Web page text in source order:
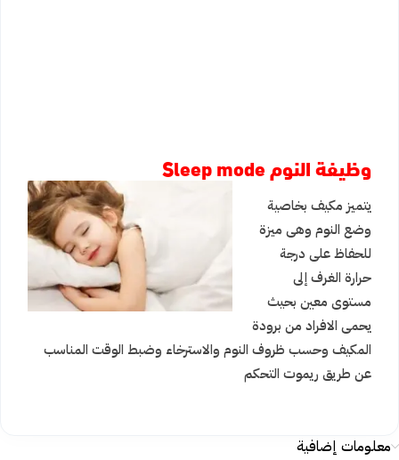
وظيفة النوم Sleep mode
يتميز مكيف بخاصية
وضع النوم وهى ميزة
للحفاظ على درجة
حرارة الغرف إلى
مستوى معين بحيث
يحمى الافراد من برودة
المكيف وحسب ظروف النوم والاسترخاء وضبط الوقت المناسب
عن طريق ريموت التحكم
معلومات إضافية